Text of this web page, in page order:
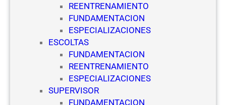
REENTRENAMIENTO
FUNDAMENTACION
ESPECIALIZACIONES
ESCOLTAS
FUNDAMENTACION
REENTRENAMIENTO
ESPECIALIZACIONES
SUPERVISOR
FUNDAMENTACION